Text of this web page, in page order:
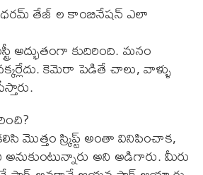
తేజ్ ల కాంబినేషన్ ఎలా
అద్భుతంగా కుదిరింది. మనం
కెమెరా పెడితే చాలు, వాళ్ళు
మొత్తం స్క్రిప్ట్ అంతా వినిపించాక,
అని అడిగారు. మీరు